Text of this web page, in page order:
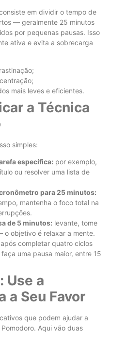
em dividir o tempo de
— geralmente 25 minutos
por pequenas pausas. Isso
ativa e evita a sobrecarga
mais leves e eficientes.
a Técnica
simples:
específica: por exemplo,
ou resolver uma lista de
para 25 minutos:
mantenha o foco total na
de 5 minutos: levante, tome
o objetivo é relaxar a mente.
após completar quatro ciclos
uma pausa maior, entre 15
Use a
a Seu Favor
que podem ajudar a
Aqui vão duas